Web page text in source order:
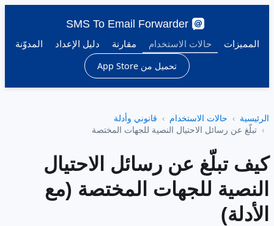
SMS To Email Forwarder
المميزات
حالات الاستخدام مقارنة دليل الإعداد المدوّنة
تحميل من App Store
الرئيسية حالات الاستخدام
قانوني وأدلة
تبلّغ عن رسائل الاحتيال النصية للجهات المختصة
كيف تبلّغ عن رسائل الاحتيال
النصية للجهات المختصة (مع
الأدلة)